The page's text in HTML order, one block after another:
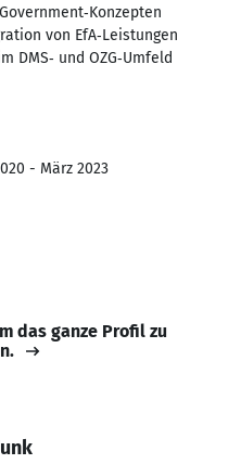
von EfA‑Leistungen
DMS‑ und OZG‑Umfeld
- März 2023
das ganze Profil zu